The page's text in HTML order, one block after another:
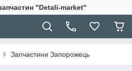
"Detali-market"
Запчастини Запорожець